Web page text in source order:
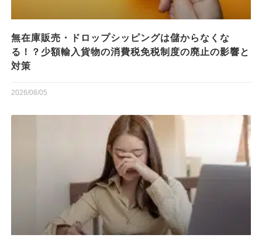
無在庫販売・ドロップシッピングは儲からなくな
る！？少額輸入貨物の消費税免税制度の廃止の影響と
対策
2026/08/05